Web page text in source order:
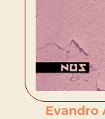
Evandro